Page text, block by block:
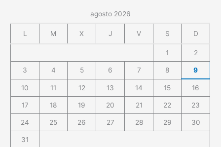
agosto 2026
L M X J V S D
1 2
3 4 5 6 7 8 9
10 11 12 13 14 15 16
17 18 19 20 21 22 23
24 25 26 27 28 29 30
31